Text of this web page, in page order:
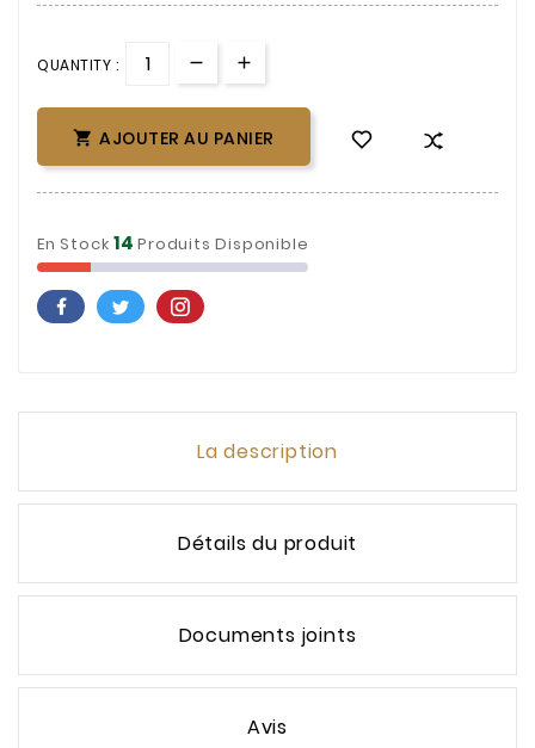
QUANTITY :
 AJOUTER AU PANIER
En Stock14Produits Disponible
La description
Détails du produit
Documents joints
Avis